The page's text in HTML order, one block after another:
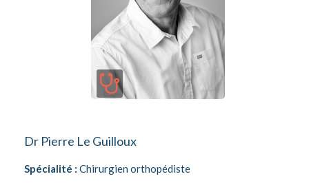
Dr Pierre Le Guilloux
Spécialité : Chirurgien orthopédiste